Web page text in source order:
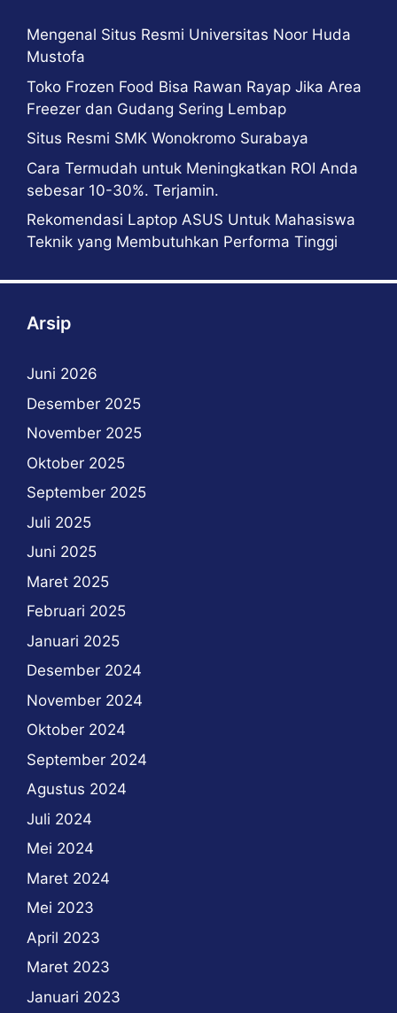
Mengenal Situs Resmi Universitas Noor Huda
Mustofa
Toko Frozen Food Bisa Rawan Rayap Jika Area
Freezer dan Gudang Sering Lembap
Situs Resmi SMK Wonokromo Surabaya
Cara Termudah untuk Meningkatkan ROI Anda
sebesar 10-30%. Terjamin.
Rekomendasi Laptop ASUS Untuk Mahasiswa
Teknik yang Membutuhkan Performa Tinggi
Arsip
Juni 2026
Desember 2025
November 2025
Oktober 2025
September 2025
Juli 2025
Juni 2025
Maret 2025
Februari 2025
Januari 2025
Desember 2024
November 2024
Oktober 2024
September 2024
Agustus 2024
Juli 2024
Mei 2024
Maret 2024
Mei 2023
April 2023
Maret 2023
Januari 2023